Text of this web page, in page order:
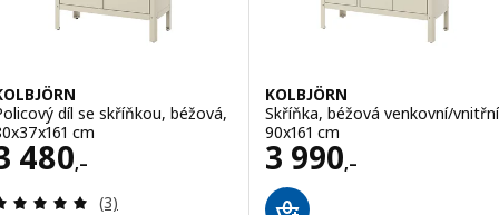
díl se skříňkou, béžová,
cm
480,–
3480,–
Recenze: 5 z 5 hvězdy. Celkem recenzí:
(3)
KOLBJÖRN
Skříňka, béžová venkovní/
90x161 cm
3 990,–
Cena 3990,–